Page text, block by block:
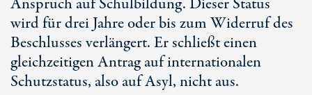
wird für drei Jahre oder bis zum Widerruf des
Beschlusses verlängert. Er schließt einen
gleichzeitigen Antrag auf internationalen
Schutzstatus, also auf Asyl, nicht aus.